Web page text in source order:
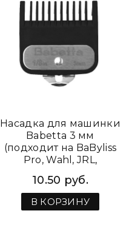
Насадка для машинки
Babetta 3 мм
(подходит на BaByliss
Pro, Wahl, JRL,
RAGNAR)
10.50 руб.
В КОРЗИНУ